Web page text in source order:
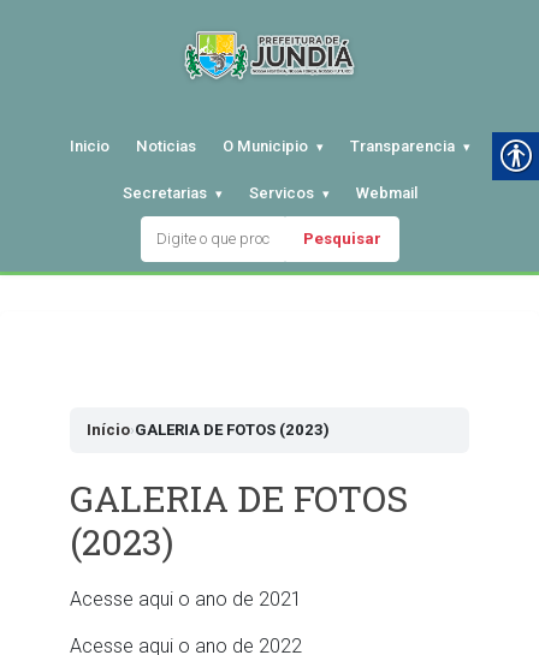
Inicio Noticias O Municipio Transparencia
Secretarias Servicos Webmail
Pesquisar
Início›GALERIA DE FOTOS (2023)
GALERIA DE FOTOS
(2023)
Acesse aqui o ano de 2021
Acesse aqui o ano de 2022